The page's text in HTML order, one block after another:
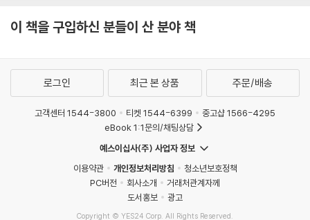
이 책을 구입하신 분들이 산 분야 책
로그인 최근 본 상품 주문/배송
고객센터 1544-3800 티켓 1544-6399
중고샵 1566-4295
eBook 1:1문의/채팅상담
예스이십사(주) 사업자 정보
이용약관
개인정보처리방침
청소년보호정책
PC버전
회사소개
거래처관계자께
도서홍보
광고
Copyright © YES24 Corp. All Rights Reserved.